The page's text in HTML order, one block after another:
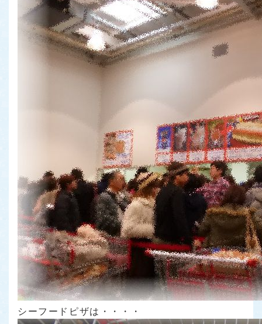
シーフードピザは・・・・